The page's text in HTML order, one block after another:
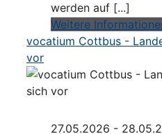
werden auf [...]
Weitere
vocatium Cottbus -
vor
27.05.2026 -